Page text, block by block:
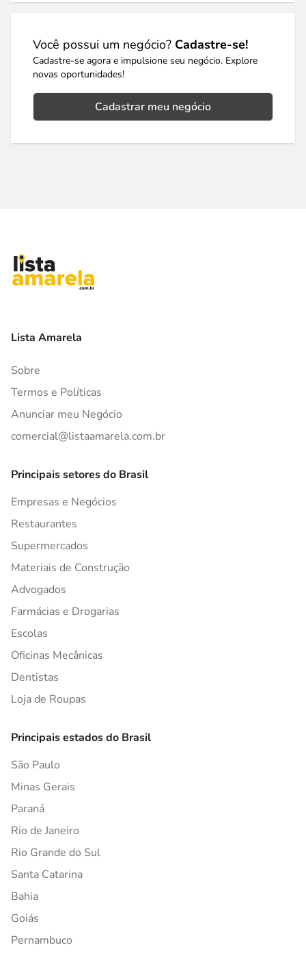
Você possui um negócio? Cadastre-se!
Cadastre-se agora e impulsione seu negócio. Explore
novas oportunidades!
Cadastrar meu negócio
Lista Amarela
Sobre
Termos e Políticas
Anunciar meu Negócio
comercial@listaamarela.com.br
Principais setores do Brasil
Empresas e Negócios
Restaurantes
Supermercados
Materiais de Construção
Advogados
Farmácias e Drogarias
Escolas
Oficinas Mecânicas
Dentistas
Loja de Roupas
Principais estados do Brasil
São Paulo
Minas Gerais
Paraná
Rio de Janeiro
Rio Grande do Sul
Santa Catarina
Bahia
Goiás
Pernambuco